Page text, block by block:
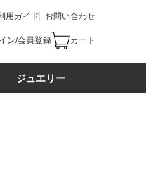
用ガイド お問い合わせ
ン/会員登録 カート
ジュエリー